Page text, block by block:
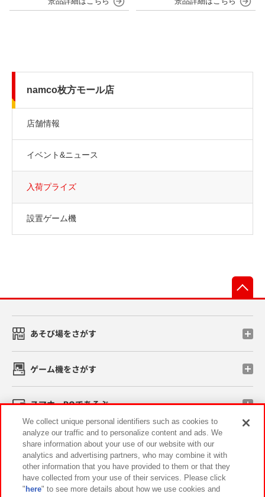
namco枚方モール店
店舗情報
イベント&ニュース
入荷プライズ
設置ゲーム機
あそび場をさがす
ゲーム機をさがす
スマホ・PCであそぶ
イベント・キャンペーン
We collect unique personal identifiers such as cookies to
analyze our traffic and to personalize content and ads. We
share information about your use of our website with our
analytics and advertising partners, who may combine it with
other information that you have provided to them or that they
have collected from your use of their services. Please click
" here" to see more details about how we use cookies and